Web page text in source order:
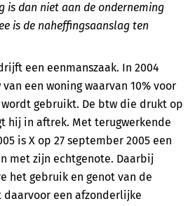
is dan niet aan de onderneming
is de naheffingsaanslag ten
een eenmanszaak. In 2004
een woning waarvan 10% voor
gebruikt. De btw die drukt op
hij in aftrek. Met terugwerkende
is X op 27 september 2005 een
met zijn echtgenote. Daarbij
het gebruik en genot van de
daarvoor een afzonderlijke